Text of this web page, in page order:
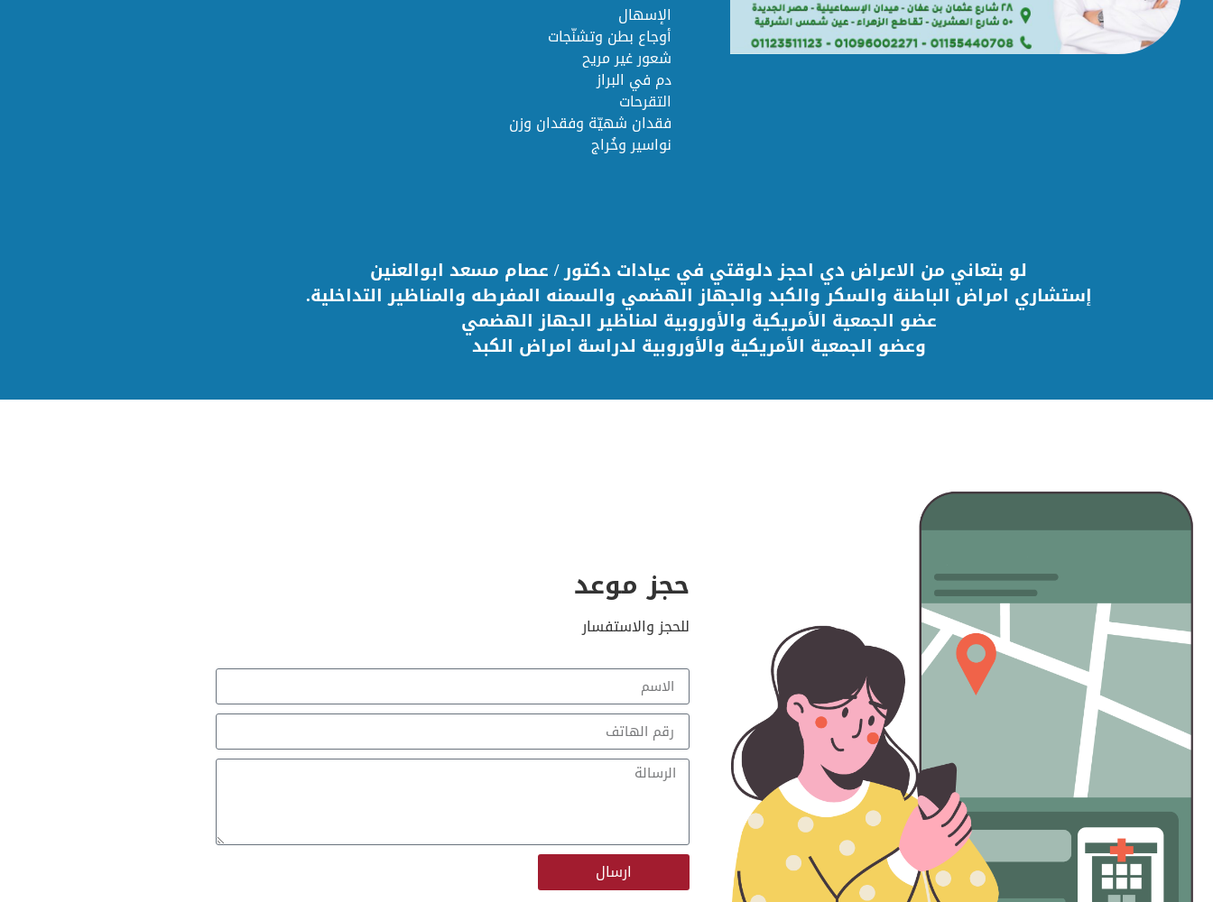
الإسهال
أوجاع بطن وتشنّجات
شعور غير مريح
دم في البراز
التقرحات
فقدان شهيّة وفقدان وزن
نواسير وخُراج
لو بتعاني من الاعراض دي احجز دلوقتي في عيادات دكتور / عصام مسعد ابوالعنين
إستشاري امراض الباطنة والسكر والكبد والجهاز الهضمي والسمنه المفرطه والمناظير التداخلية.
عضو الجمعية الأمريكية والأوروبية لمناظير الجهاز الهضمي
وعضو الجمعية الأمريكية والأوروبية لدراسة امراض الكبد
حجز موعد
للحجز والاستفسار
ارسال